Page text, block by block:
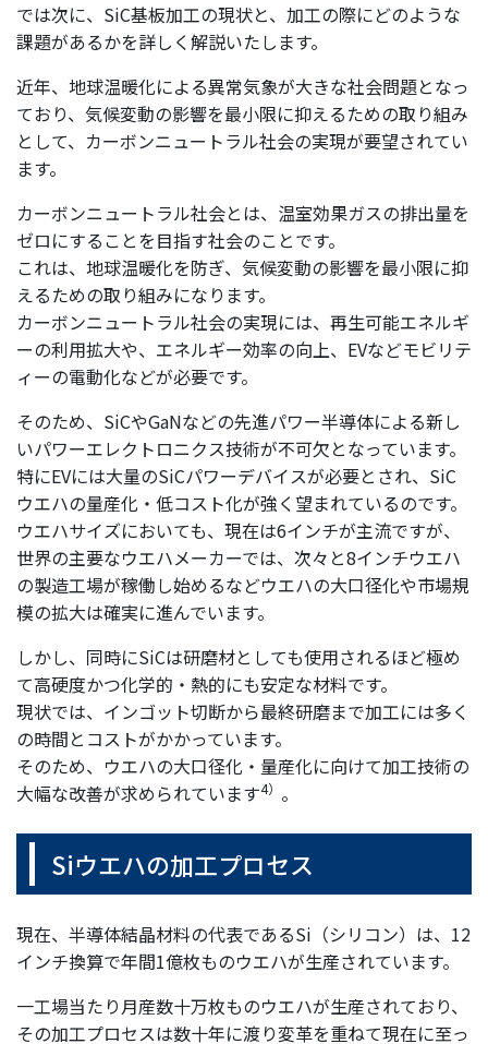
では次に、SiC基板加工の現状と、加工の際にどのような
課題があるかを詳しく解説いたします。
近年、地球温暖化による異常気象が大きな社会問題となっ
ており、気候変動の影響を最小限に抑えるための取り組み
として、カーボンニュートラル社会の実現が要望されてい
ます。
カーボンニュートラル社会とは、温室効果ガスの排出量を
ゼロにすることを目指す社会のことです。
これは、地球温暖化を防ぎ、気候変動の影響を最小限に抑
えるための取り組みになります。
カーボンニュートラル社会の実現には、再生可能エネルギ
ーの利用拡大や、エネルギー効率の向上、EVなどモビリテ
ィーの電動化などが必要です。
そのため、SiCやGaNなどの先進パワー半導体による新し
いパワーエレクトロニクス技術が不可欠となっています。
特にEVには大量のSiCパワーデバイスが必要とされ、SiC
ウエハの量産化・低コスト化が強く望まれているのです。
ウエハサイズにおいても、現在は6インチが主流ですが、
世界の主要なウエハメーカーでは、次々と8インチウエハ
の製造工場が稼働し始めるなどウエハの大口径化や市場規
模の拡大は確実に進んでいます。
しかし、同時にSiCは研磨材としても使用されるほど極め
て高硬度かつ化学的・熱的にも安定な材料です。
現状では、インゴット切断から最終研磨まで加工には多く
の時間とコストがかかっています。
そのため、ウエハの大口径化・量産化に向けて加工技術の
大幅な改善が求められています4） 。
Siウエハの加工プロセス
現在、半導体結晶材料の代表であるSi（シリコン）は、12
インチ換算で年間1億枚ものウエハが生産されています。
一工場当たり月産数十万枚ものウエハが生産されており、
その加工プロセスは数十年に渡り変革を重ねて現在に至っ